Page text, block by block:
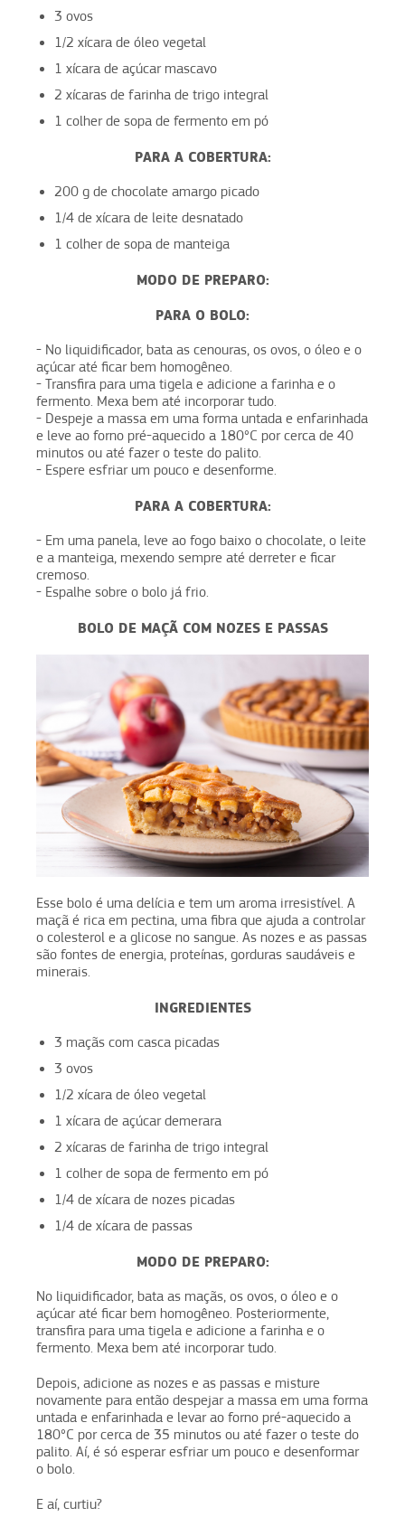
3 ovos
1/2 xícara de óleo vegetal
1 xícara de açúcar mascavo
2 xícaras de farinha de trigo integral
1 colher de sopa de fermento em pó
PARA A COBERTURA:
200 g de chocolate amargo picado
1/4 de xícara de leite desnatado
1 colher de sopa de manteiga
MODO DE PREPARO:
PARA O BOLO:
- No liquidificador, bata as cenouras, os ovos, o óleo e o
açúcar até ficar bem homogêneo.
- Transfira para uma tigela e adicione a farinha e o
fermento. Mexa bem até incorporar tudo.
- Despeje a massa em uma forma untada e enfarinhada
e leve ao forno pré-aquecido a 180°C por cerca de 40
minutos ou até fazer o teste do palito.
- Espere esfriar um pouco e desenforme.
PARA A COBERTURA:
- Em uma panela, leve ao fogo baixo o chocolate, o leite
e a manteiga, mexendo sempre até derreter e ficar
cremoso.
- Espalhe sobre o bolo já frio.
BOLO DE MAÇÃ COM NOZES E PASSAS
Esse bolo é uma delícia e tem um aroma irresistível. A
maçã é rica em pectina, uma fibra que ajuda a controlar
o colesterol e a glicose no sangue. As nozes e as passas
são fontes de energia, proteínas, gorduras saudáveis e
minerais.
INGREDIENTES
3 maçãs com casca picadas
3 ovos
1/2 xícara de óleo vegetal
1 xícara de açúcar demerara
2 xícaras de farinha de trigo integral
1 colher de sopa de fermento em pó
1/4 de xícara de nozes picadas
1/4 de xícara de passas
MODO DE PREPARO:
No liquidificador, bata as maçãs, os ovos, o óleo e o
açúcar até ficar bem homogêneo. Posteriormente,
transfira para uma tigela e adicione a farinha e o
fermento. Mexa bem até incorporar tudo.
Depois, adicione as nozes e as passas e misture
novamente para então despejar a massa em uma forma
untada e enfarinhada e levar ao forno pré-aquecido a
180°C por cerca de 35 minutos ou até fazer o teste do
palito. Aí, é só esperar esfriar um pouco e desenformar
o bolo.
E aí, curtiu?